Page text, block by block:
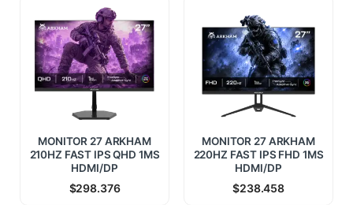
MONITOR 27 ARKHAM
210HZ FAST IPS QHD 1MS
HDMI/DP
$298.376
MONITOR 27 ARKHAM
220HZ FAST IPS FHD 1MS
HDMI/DP
$238.458